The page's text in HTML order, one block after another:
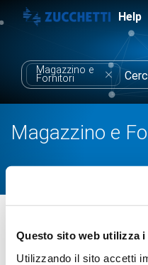
Questo sito web utilizza i
Utilizzando il sito accetti
Help
Magazzino e
Fornitori
Magazzino e
Soluzioni
Uso della app Tilby